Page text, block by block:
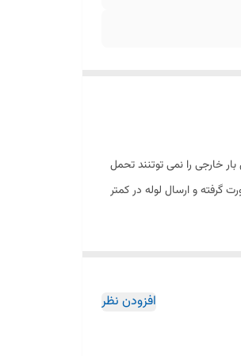
خارجی را نمی توتنند تحمل
و ارسال لوله در کمتر
افزودن نظر